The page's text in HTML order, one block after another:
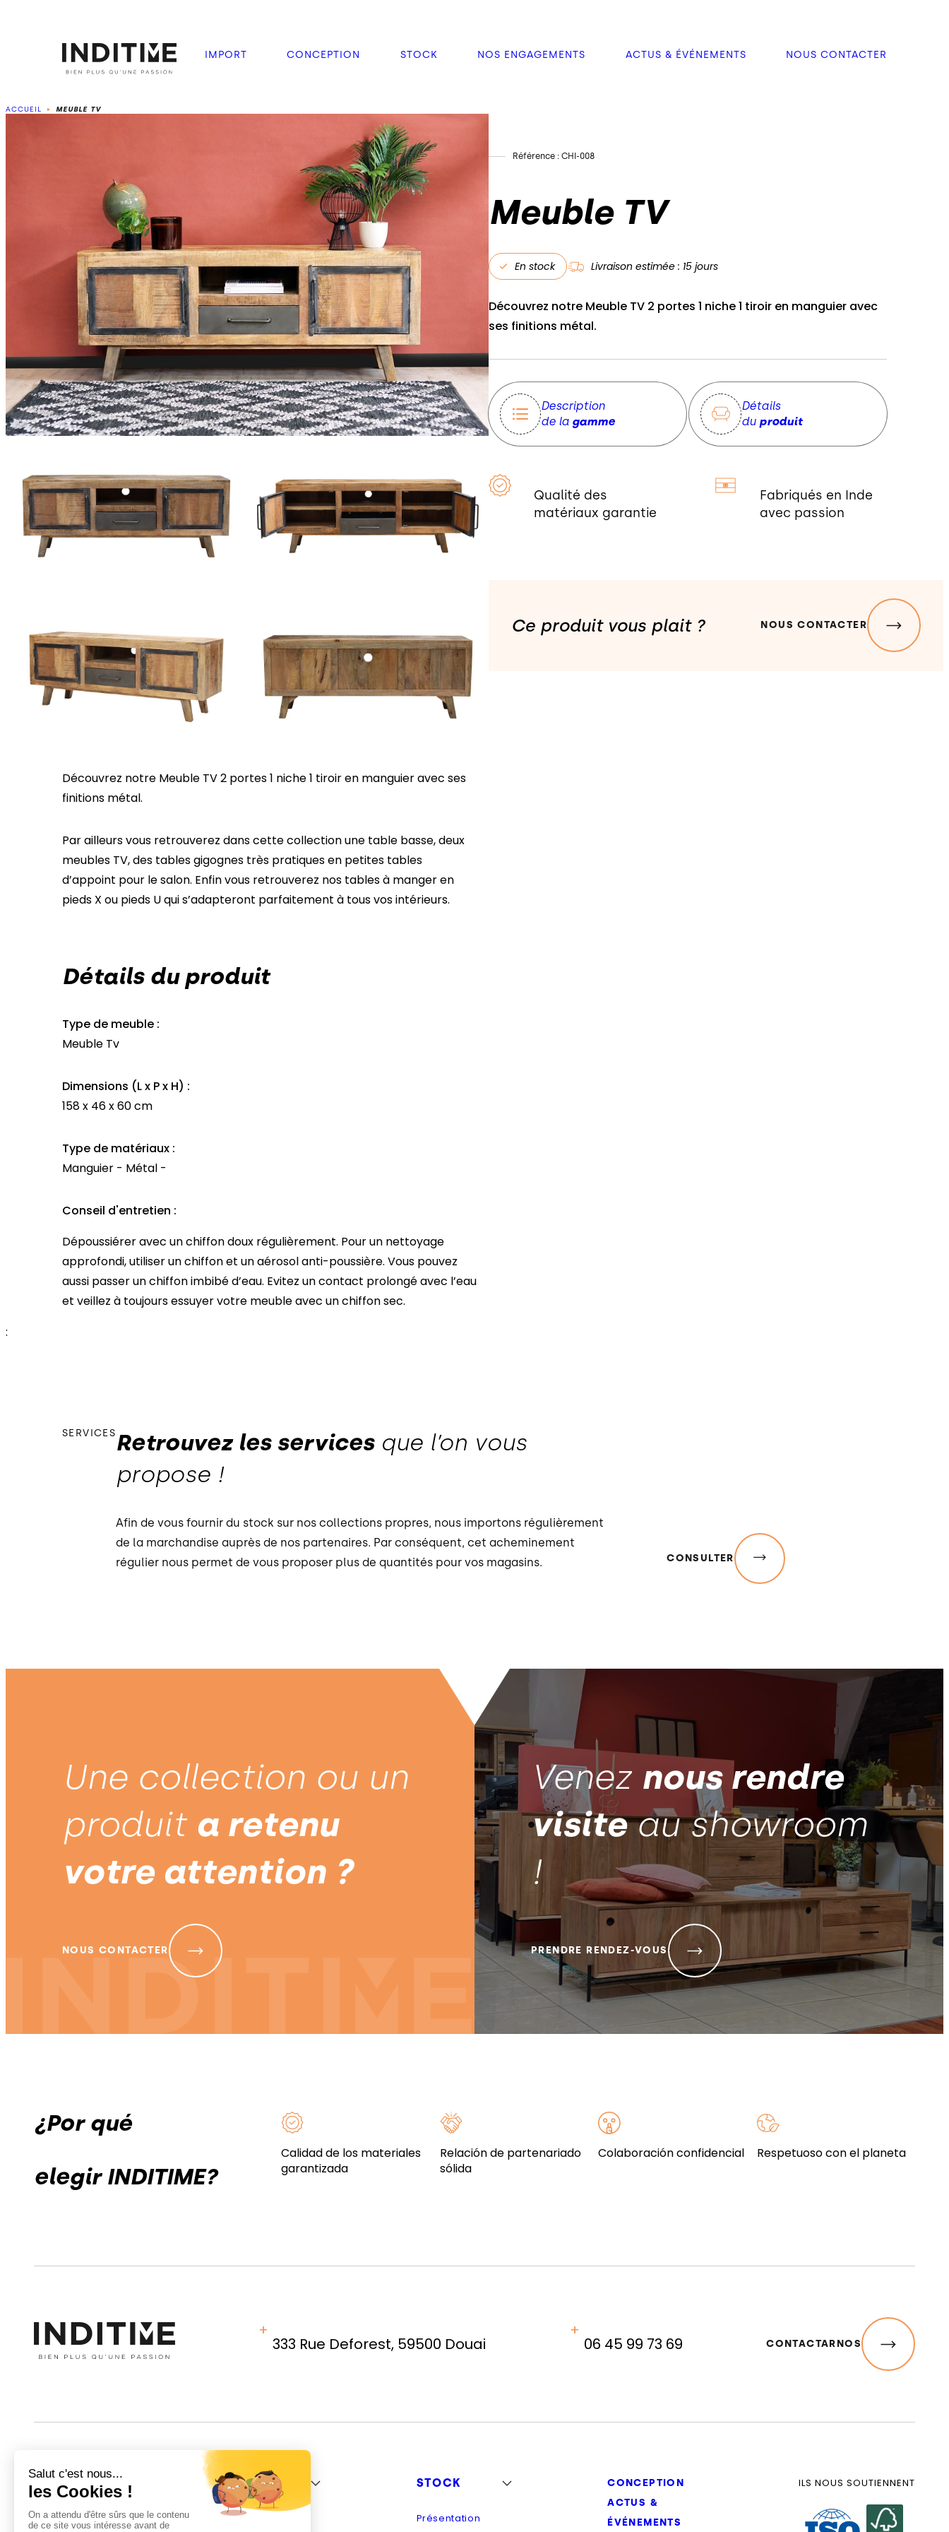
IMPORT CONCEPTION STOCK NOS ENGAGEMENTS ACTUS & ÉVÉNEMENTS NOUS CONTACTER
ACCUEIL MEUBLE TV
Découvrez notre Meuble TV 2 portes 1 niche 1 tiroir en manguier avec ses
finitions métal.
Par ailleurs vous retrouverez dans cette collection une table basse, deux
meubles TV, des tables gigognes très pratiques en petites tables
d’appoint pour le salon. Enfin vous retrouverez nos tables à manger en
pieds X ou pieds U qui s’adapteront parfaitement à tous vos intérieurs.
Détails du produit
Type de meuble :
Meuble Tv
Dimensions (L x P x H) :
158 x 46 x 60 cm
Type de matériaux :
Manguier - Métal -
Conseil d'entretien :
Dépoussiérer avec un chiffon doux régulièrement. Pour un nettoyage
approfondi, utiliser un chiffon et un aérosol anti-poussière. Vous pouvez
aussi passer un chiffon imbibé d’eau. Evitez un contact prolongé avec l’eau
et veillez à toujours essuyer votre meuble avec un chiffon sec.
Référence : CHI-008
Meuble TV
En stock Livraison estimée : 15 jours
Découvrez notre Meuble TV 2 portes 1 niche 1 tiroir en manguier avec
ses finitions métal.
Description
de la gamme
Détails
du produit
Qualité des
matériaux garantie
Fabriqués en Inde
avec passion
Ce produit vous plait ? NOUS CONTACTER
:
SERVICESRetrouvez les servicesque l’on vous
propose !
Afin de vous fournir du stock sur nos collections propres, nous importons régulièrement
de la marchandise auprès de nos partenaires. Par conséquent, cet acheminement
régulier nous permet de vous proposer plus de quantités pour vos magasins.
CONSULTER
Une collection ou un
produit a retenu
votre attention ?
NOUS CONTACTER
Venez nous rendre
visiteau showroom
!
PRENDRE RENDEZ-VOUS
¿Por qué
elegir INDITIME?
Calidad de los materiales
garantizada
Relación de partenariado
sólida
Colaboración confidencial Respetuoso con el planeta
333 Rue Deforest, 59500 Douai 06 45 99 73 69 CONTACTARNOS
INDITIME
Notre histoire
IMPORT
Présentation
STOCK
Présentation
CONCEPTION
ACTUS &
ÉVÉNEMENTS
ILS NOUS SOUTIENNENT